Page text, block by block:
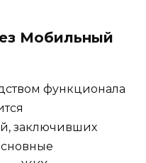
Мобильный
функционала
заключивших